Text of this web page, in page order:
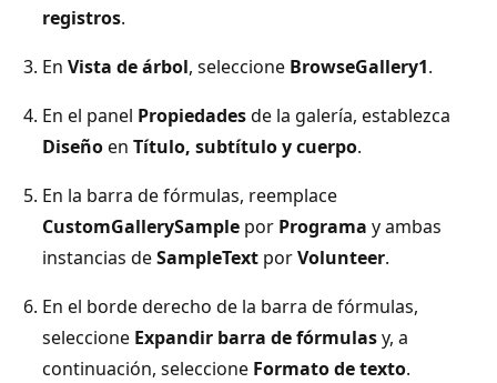
registros.
En Vista de árbol, seleccione BrowseGallery1.
En el panel Propiedadesde la galería, establezca
Diseñoen Título, subtítulo y cuerpo.
En la barra de fórmulas, reemplace
CustomGallerySample por Programa y ambas
instancias deSampleText porVolunteer.
En el borde derecho de la barra de fórmulas,
seleccione Expandir barra de fórmulasy, a
continuación, seleccione Formato de texto.